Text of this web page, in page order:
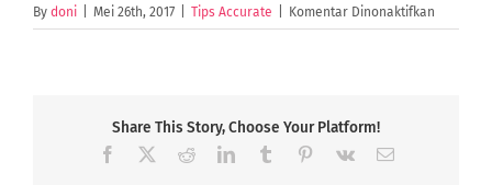
By doni Mei 26th, 2017 Tips Accurate Komentar Dinonaktifkan
Haram
Share This Story, Choose Your Platform!
Facebook RedditLinkedInTumblr Pinterest
Vk Email